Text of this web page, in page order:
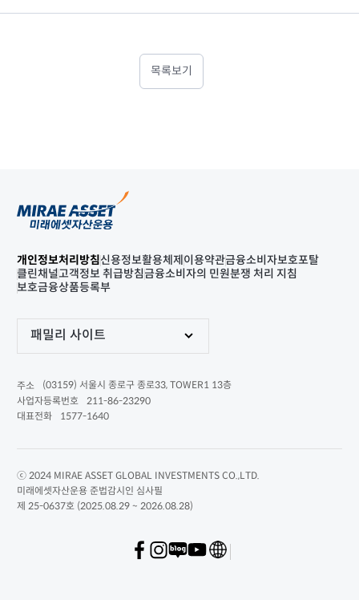
목록보기
개인정보처리방침신용정보활용체제 이용약관금융소비자보호포탈
클린채널고객정보 취급방침금융소비자의 민원분쟁 처리 지침
보호금융상품등록부
패밀리 사이트
주소
(03159) 서울시 종로구 종로33, TOWER1 13층
사업자등록번호
211-86-23290
대표전화
1577-1640
ⓒ 2024 MIRAE ASSET GLOBAL INVESTMENTS CO.,LTD.
미래에셋자산운용 준법감시인 심사필
제 25-0637호 (2025.08.29 ~ 2026.08.28)